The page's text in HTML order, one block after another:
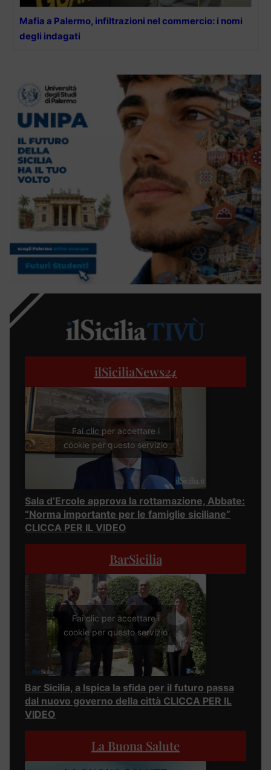
Mafia a Palermo, infiltrazioni nel commercio: i nomi
degli indagati
ilSiciliaNews24
Fai clic per accettare i
cookie per questo servizio
Sala d’Ercole approva la rottamazione, Abbate:
“Norma importante per le famiglie siciliane”
CLICCA PER IL VIDEO
BarSicilia
Fai clic per accettare i
cookie per questo servizio
Bar Sicilia, a Ispica la sfida per il futuro passa
dal nuovo governo della città CLICCA PER IL
VIDEO
La Buona Salute